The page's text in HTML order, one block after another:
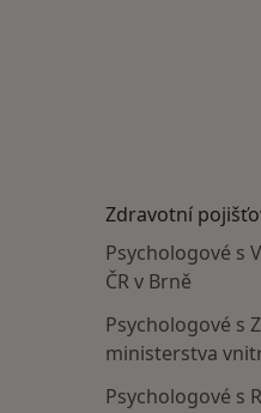
Zdravotní
Psychologové s
ČR v Brně
Psychologové s
ministerstva
Psychologové s